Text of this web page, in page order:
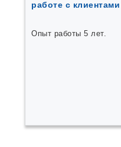
работе с клиентами
Опыт работы 5 лет.